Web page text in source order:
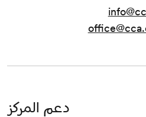
دعم المركز